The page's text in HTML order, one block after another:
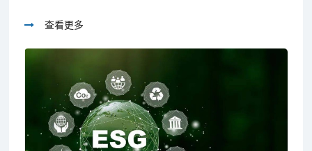
环境、社会及治理领域的系统性成效获得权威认可，也印证
查看更多